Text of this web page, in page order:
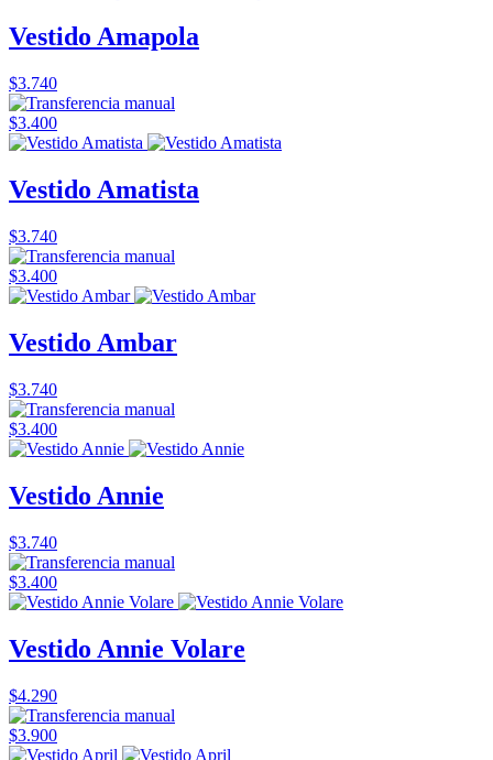
Vestido Amapola
$3.740
$3.400
Vestido Amatista
$3.740
$3.400
Vestido Ambar
$3.740
$3.400
Vestido Annie
$3.740
$3.400
Vestido Annie Volare
$4.290
$3.900